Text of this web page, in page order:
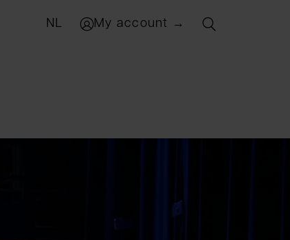
NL My account →